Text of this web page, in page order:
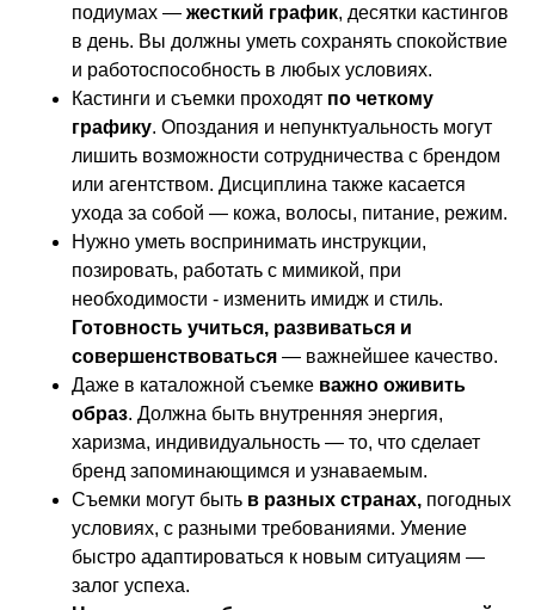
подиумах — жесткий график, десятки кастингов
в день. Вы должны уметь сохранять спокойствие
и работоспособность в любых условиях.
Кастинги и съемки проходят по четкому
графику. Опоздания и непунктуальность могут
лишить возможности сотрудничества с брендом
или агентством. Дисциплина также касается
ухода за собой — кожа, волосы, питание, режим.
Нужно уметь воспринимать инструкции,
позировать, работать с мимикой, при
необходимости - изменить имидж и стиль.
Готовность учиться, развиваться и
совершенствоваться — важнейшее качество.
Даже в каталожной съемке важно оживить
образ. Должна быть внутренняя энергия,
харизма, индивидуальность — то, что сделает
бренд запоминающимся и узнаваемым.
Съемки могут быть в разных странах, погодных
условиях, с разными требованиями. Умение
быстро адаптироваться к новым ситуациям —
залог успеха.